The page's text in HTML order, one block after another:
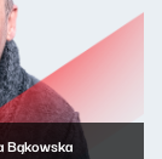
Bąkowska